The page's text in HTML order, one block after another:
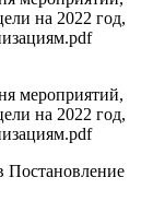
на 2022 год,
мероприятий,
на 2022 год,
Постановление